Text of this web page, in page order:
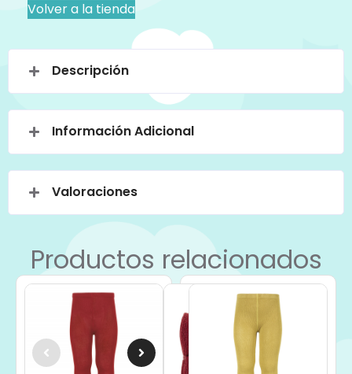
Volver a la tienda
Descripción
Información Adicional
Valoraciones
Productos relacionados